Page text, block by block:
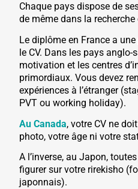
Chaque pays dispose de
de même dans la recherche
Le diplôme en France a
le CV. Dans les pays anglo-
motivation et les centres
primordiaux. Vous devez
expériences à l’étranger
PVT ou working holiday).
Au Canada, votre CV ne
photo, votre âge ni votre
A l’inverse, au Japon,
figurer sur votre rirekisho
japonnais).